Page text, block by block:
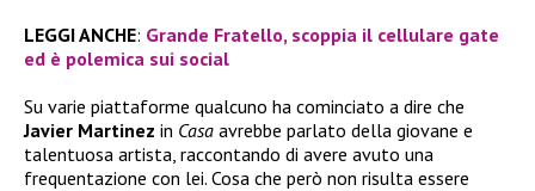
LEGGI ANCHE: Grande Fratello, scoppia il cellulare gate
ed è polemica sui social
Su varie piattaforme qualcuno ha cominciato a dire che
Javier Martinez in Casa avrebbe parlato della giovane e
talentuosa artista, raccontando di avere avuto una
frequentazione con lei. Cosa che però non risulta essere